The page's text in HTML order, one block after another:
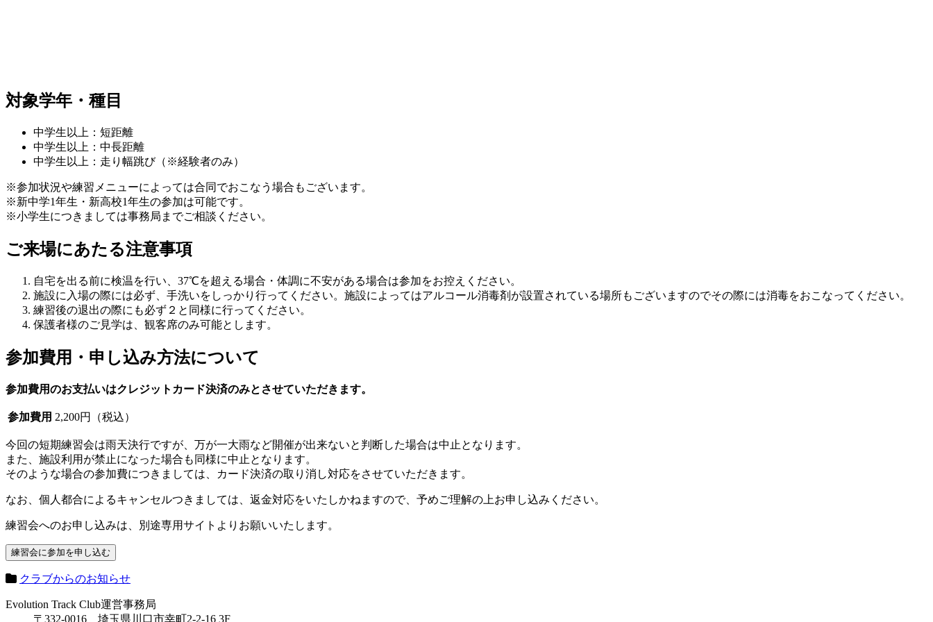
対象学年・種目
中学生以上：短距離
中学生以上：中長距離
中学生以上：走り幅跳び（※経験者のみ）
※参加状況や練習メニューによっては合同でおこなう場合もございます。
※新中学1年生・新高校1年生の参加は可能です。
※小学生につきましては事務局までご相談ください。
ご来場にあたる注意事項
自宅を出る前に検温を行い、37℃を超える場合・体調に不安がある場合は参加をお控えください。
施設に入場の際には必ず、手洗いをしっかり行ってください。施設によってはアルコール消毒剤が設置されている場所もございますのでその際には消毒をおこなってください。
練習後の退出の際にも必ず２と同様に行ってください。
保護者様のご見学は、観客席のみ可能とします。
参加費用・申し込み方法について
参加費用のお支払いはクレジットカード決済のみとさせていただきます。
参加費用 2,200円（税込）
今回の短期練習会は雨天決行ですが、万が一大雨など開催が出来ないと判断した場合は中止となります。
また、施設利用が禁止になった場合も同様に中止となります。
そのような場合の参加費につきましては、カード決済の取り消し対応をさせていただきます。
なお、個人都合によるキャンセルつきましては、返金対応をいたしかねますので、予めご理解の上お申し込みください。
練習会へのお申し込みは、別途専用サイトよりお願いいたします。
練習会に参加を申し込む
クラブからのお知らせ
Evolution Track Club運営事務局
〒332-0016 埼玉県川口市幸町2-2-16 3F